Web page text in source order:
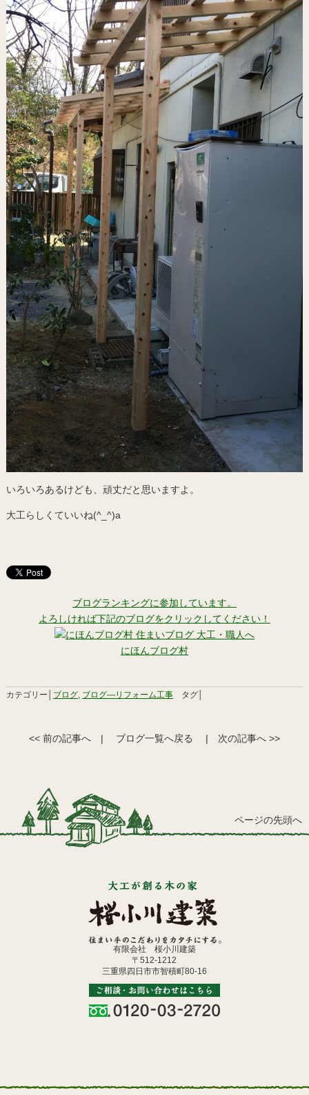
いろいろあるけども、頑丈だと思いますよ。
大工らしくていいね(^_^)a
ブログランキングに参加しています。
よろしければ下記のブログをクリックしてください！
にほんブログ村
カテゴリー│ ブログ, ブログ―リフォーム工事タグ│
<< 前の記事へ | ブログ一覧へ戻る | 次の記事へ >>
ページの先頭へ
有限会社 桜小川建築
〒512-1212
三重県四日市市智積町80-16